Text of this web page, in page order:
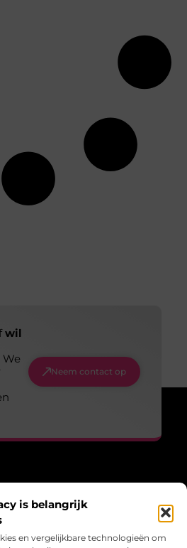
is belangrijk
en vergelijkbare technologieën om
wil
We
Neem contact op
– verhalen die bewegen.”
van beweging in het dagelijks